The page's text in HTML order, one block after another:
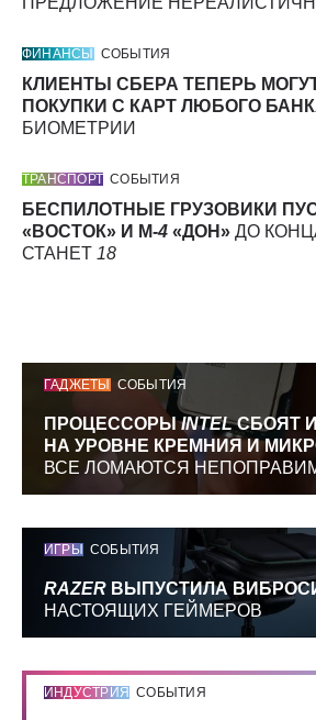
ФИНАНСЫ СОБЫТИЯ
КЛИЕНТЫ СБЕРА ТЕПЕРЬ
ПОКУПКИ С КАРТ ЛЮБОГО
БИОМЕТРИИ
ТРАНСПОРТ СОБЫТИЯ
БЕСПИЛОТНЫЕ ГРУЗОВИКИ
«ВОСТОК» И М-4 «ДОН» ДО
СТАНЕТ 18
ГАДЖЕТЫ СОБЫТИЯ
ПРОЦЕССОРЫINTELСБОЯТ
НА УРОВНЕ КРЕМНИЯ И
ВСЕ ЛОМАЮТСЯ
ИГРЫ СОБЫТИЯ
RAZER ВЫПУСТИЛА
НАСТОЯЩИХ ГЕЙМЕРОВ
ИНДУСТРИЯ СОБЫТИЯ